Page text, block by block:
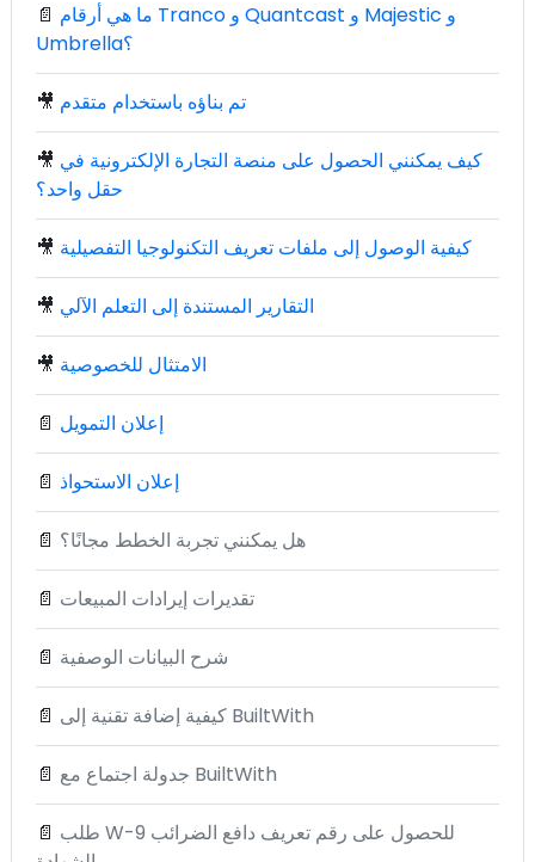
📄 ما هي أرقام Tranco و Quantcast و Majestic و
Umbrella؟
🎥 تم بناؤه باستخدام متقدم
🎥 كيف يمكنني الحصول على منصة التجارة الإلكترونية في
حقل واحد؟
🎥 كيفية الوصول إلى ملفات تعريف التكنولوجيا التفصيلية
🎥 التقارير المستندة إلى التعلم الآلي
🎥 الامتثال للخصوصية
📄 إعلان التمويل
📄 إعلان الاستحواذ
📄 هل يمكنني تجربة الخطط مجانًا؟
📄 تقديرات إيرادات المبيعات
📄 شرح البيانات الوصفية
📄 كيفية إضافة تقنية إلى BuiltWith
📄 جدولة اجتماع مع BuiltWith
📄 طلب W-9 للحصول على رقم تعريف دافع الضرائب